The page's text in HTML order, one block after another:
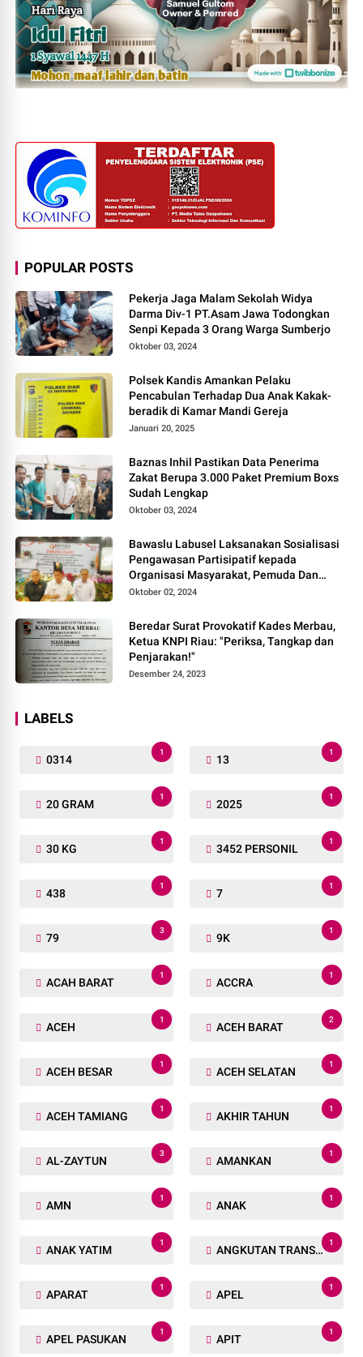
POPULAR POSTS
Pekerja Jaga Malam Sekolah Widya
Darma Div-1 PT.Asam Jawa Todongkan
Senpi Kepada 3 Orang Warga Sumberjo
Oktober 03, 2024
Polsek Kandis Amankan Pelaku
Pencabulan Terhadap Dua Anak Kakak-
beradik di Kamar Mandi Gereja
Januari 20, 2025
Baznas Inhil Pastikan Data Penerima
Zakat Berupa 3.000 Paket Premium Boxs
Sudah Lengkap
Oktober 03, 2024
Bawaslu Labusel Laksanakan Sosialisasi
Pengawasan Partisipatif kepada
Organisasi Masyarakat, Pemuda Dan
Agama Pada pilkada Serentak 2024
Oktober 02, 2024
Beredar Surat Provokatif Kades Merbau,
Ketua KNPI Riau: "Periksa, Tangkap dan
Penjarakan!"
Desember 24, 2023
LABELS
0314
1
13
1
20 GRAM
1
2025
1
30 KG
1
3452 PERSONIL
1
438
1
7
1
79
3
9K
1
ACAH BARAT
1
ACCRA
1
ACEH
1
ACEH BARAT
2
ACEH BESAR
1
ACEH SELATAN
1
ACEH TAMIANG
1
AKHIR TAHUN
1
AL-ZAYTUN
3
AMANKAN
1
AMN
1
ANAK
1
ANAK YATIM
1
ANGKUTAN TRANSPORTASI
1
APARAT
1
APEL
1
APEL PASUKAN
1
APIT
1